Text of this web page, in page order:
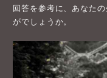
回答を参考に、あなた
がでしょうか。